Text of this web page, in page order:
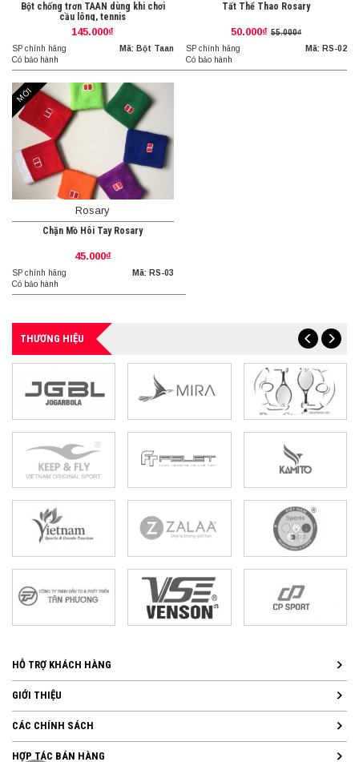
Bột chống trơn TAAN dùng khi chơi
cầu lông, tennis
145.000₫
SP chính hãng
Có bảo hành
Mã: Bột Taan
Tất Thể Thao Rosary
50.000₫ 55.000₫
SP chính hãng
Có bảo hành
Mã: RS-02
MỚI
Rosary
Chặn Mồ Hôi Tay Rosary
45.000₫
SP chính hãng
Có bảo hành
Mã: RS-03
THƯƠNG HIỆU
HỖ TRỢ KHÁCH HÀNG
GIỚI THIỆU
CÁC CHÍNH SÁCH
HỢP TÁC BÁN HÀNG